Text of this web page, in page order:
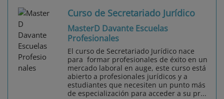
Curso de Secretariado Jurídico
MasterD Davante Escuelas
Profesionales
El curso de Secretariado Jurídico nace
para formar profesionales de éxito en un
mercado laboral en auge, este curso está
abierto a profesionales jurídicos y a
estudiantes que necesiten un punto más
de especialización para acceder a su pr...